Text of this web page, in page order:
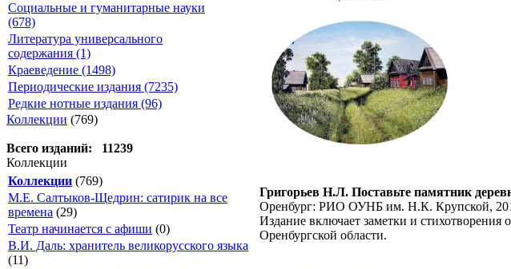
Социальные и гуманитарные науки
(678)
Литература универсального
содержания (1)
Краеведение (1498)
Периодические издания (7235)
Редкие нотные издания (96)
Коллекции (769)
Всего изданий: 11239
Коллекции
Коллекции (769)
М.Е. Салтыков-Щедрин: сатирик на все
времена (29)
Театр начинается с афиши (0)
В.И. Даль: хранитель великорусского языка
(11)
Григорьев Н.Л. Поставьте памятник
Оренбург: РИО ОУНБ им. Н.К. Крупской,
Издание включает заметки и стихотворения
Оренбургской области.